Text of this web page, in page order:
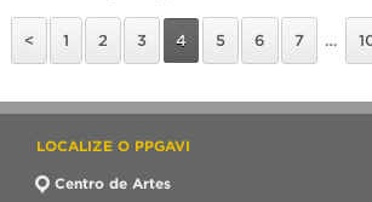
< 1 2 3 4 5 6 7 …
LOCALIZE O PPGAVI
Centro de Artes